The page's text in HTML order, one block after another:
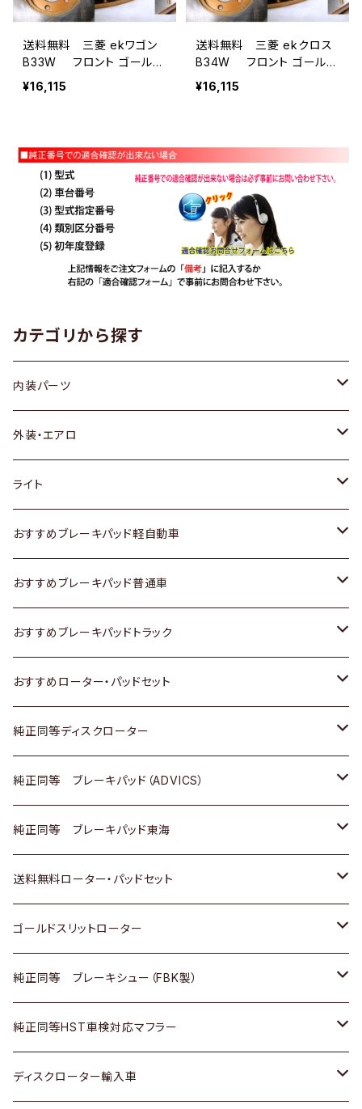
送料無料 三菱 ekワゴン
B33W フロント ゴールド.
ドリルド・スリットローター
左右 フロント用2枚セット
¥16,115
送料無料 三菱 ekクロス
B34W フロント ゴールド.
ドリルド・スリットローター
左右 フロント用2枚セット
¥16,115
カテゴリから探す
内装パーツ
トヨタ
ホンダ
スズキ
日産
いすゞ
ダイハツ
マツダ
三菱
スバル
日野
三菱ふそう
ＢＭＷ
外装・エアロ
トヨタ
ホンダ
スズキ
日産
いすゞ
ダイハツ
マツダ
三菱
日野
三菱ふそう
ライト
トヨタ
スズキ
日産
いすゞ
ダイハツ
三菱
日野
三菱ふそう
その他
おすすめブレーキパッド軽自動車
トヨタ
ホンダ
スズキ
日産
ダイハツ
マツダ
三菱
スバル
おすすめブレーキパッド普通車
トヨタ
ホンダ
スズキ
日産
いすゞ
ダイハツ
マツダ
三菱
スバル
おすすめブレーキパッドトラック
トヨタ
日産
いすゞ
ダイハツ
マツダ
三菱
おすすめローター・パッドセット
トヨタ
ホンダ
スズキ
日産
ダイハツ
マツダ
三菱
スバル
純正同等ディスクローター
トヨタ
ホンダ
スズキ
日産
いすゞ
ダイハツ
マツダ
純正同等 ブレーキパッド（ADVICS）
トヨタ
ホンダ
スズキ
日産
ダイハツ
マツダ
純正同等 ブレーキパッド東海
トヨタ
ホンダ
日産
いすゞ
ダイハツ
送料無料ローター・パッドセット
トヨタ
ホンダ
スズキ
日産
ゴールドスリットローター
トヨタ
ホンダ
スズキ
純正同等 ブレーキシュー（FBK製）
ホンダ
スズキ
純正同等HST車検対応マフラー
トヨタ
ディスクローター輸入車